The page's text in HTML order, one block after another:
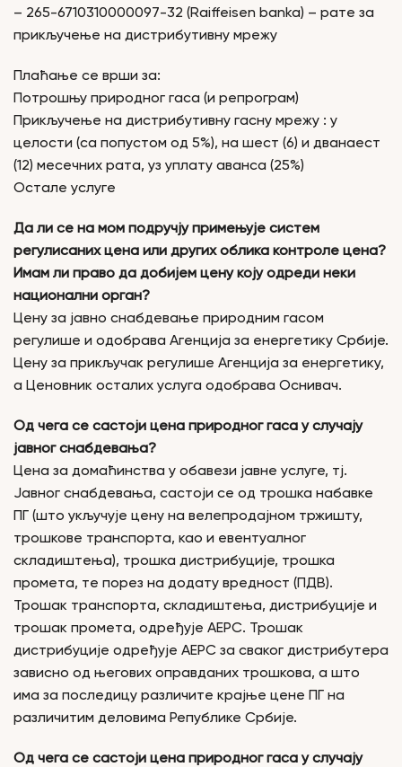
– 265-6710310000097-32 (Raiffeisen banka) – рате за
прикључење на дистрибутивну мрежу
Плаћање се врши за:
Потрошњу природног гаса (и репрограм)
Прикључење на дистрибутивну гасну мрежу : у
целости (са попустом од 5%), на шест (6) и дванаест
(12) месечних рата, уз уплату аванса (25%)
Остале услуге
Да ли се на мом подручју примењује систем
регулисаних цена или других облика контроле цена?
Имам ли право да добијем цену коју одреди неки
национални орган?
Цену за јавно снабдевање природним гасом
регулише и одобрава Агенција за енергетику Србије.
Цену за прикључак регулише Агенција за енергетику,
а Ценовник осталих услуга одобрава Оснивач.
Од чега се састоји цена природног гаса у случају
јавног снабдевања?
Цена за домаћинства у обавези јавне услуге, тј.
Јавног снабдевања, састоји се од трошка набавке
ПГ (што укључује цену на велепродајном тржишту,
трошкове транспорта, као и евентуалног
складиштења), трошка дистрибуције, трошка
промета, те порез на додату вредност (ПДВ).
Трошак транспорта, складиштења, дистрибуције и
трошак промета, одређује АЕРС. Трошак
дистрибуције одређује АЕРС за сваког дистрибутера
зависно од његових оправданих трошкова, а што
има за последицу различите крајње цене ПГ на
различитим деловима Републике Србије.
Од чега се састоји цена природног гаса у случају